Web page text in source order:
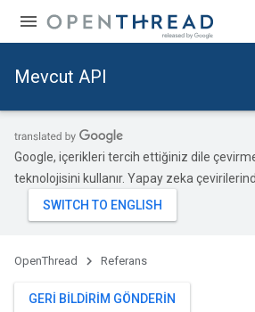
Mevcut API
Google, içerikleri tercih ettiğiniz dile
teknolojisini kullanır. Yapay zeka
OpenThread Referans
GERI BILDIRIM GÖNDERIN